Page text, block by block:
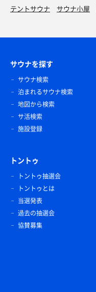
テントサウナ
サウナ小屋
サウナを探す
サウナ検索
泊まれるサウナ検索
地図から検索
サ活検索
施設登録
トントゥ
トントゥ抽選会
トントゥとは
当選発表
過去の抽選会
協賛募集